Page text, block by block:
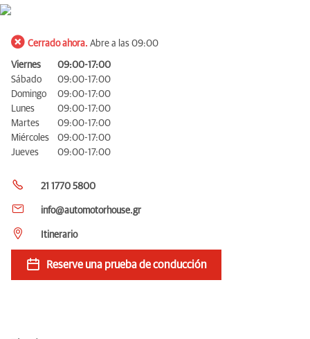
Cerrado ahora. Abre a las 09:00
Viernes
09:00-17:00
Sábado
09:00-17:00
Domingo
09:00-17:00
Lunes
09:00-17:00
Martes
09:00-17:00
Miércoles
09:00-17:00
Jueves
09:00-17:00
21 1770 5800
info@automotorhouse.gr
Itinerario
Reserve una prueba de conducción